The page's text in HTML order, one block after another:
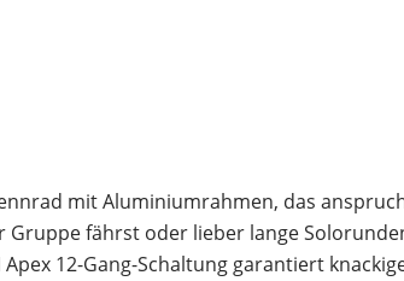
mit Aluminiumrahmen, das
Gruppe fährst oder lieber lange
12-Gang-Schaltung garantiert